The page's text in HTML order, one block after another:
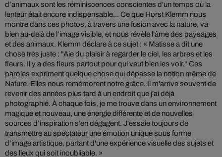
d’animaux sont les réminiscences conscientes d'un temps où la
lenteur était encore indispensable... Ce que Horst Klemm nous
montre dans ces photos, à travers une fusion avec la nature, va
bien au-delà de l’image visible, et nous révèle l'âme des paysages
et des animaux. Klemm déclare à ce sujet : « Matisse a dit une
chose très juste : "Aie du plaisir à regarder le ciel, les arbres et les
fleurs. Il y a des fleurs partout pour qui veut bien les voir." Ces
paroles expriment quelque chose qui dépasse la notion même de
Nature. Elles nous remémorent notre grâce. Il m'arrive souvent de
revenir des années plus tard à un endroit que j'ai déjà
photographié. À chaque fois, je me trouve dans un environnement
magique et nouveau, une énergie différente et de nouvelles
sources d’inspiration s’en dégagent. J'essaie toujours de
transmettre au spectateur une émotion unique sous forme
d’image artistique, partant d'une expérience visuelle des sujets et
des lieux qui soit inoubliable. »